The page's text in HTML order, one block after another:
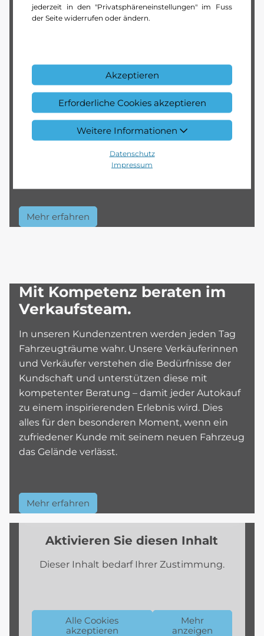
jederzeit in den "Privatsphäreneinstellungen" im Fuss
der Seite widerrufen oder ändern.
Akzeptieren
Erforderliche Cookies akzeptieren
Weitere Informationen
Datenschutz
Impressum
Mit Service überzeugen im
Hier arbeiten Sie unter Profis, für die Service
mehr ist als nur ein Wort. Mit Fachwissen und
Begeisterung steht das Team gemeinsam
hinter jedem Kunden und sorgt für erstklassige
Betreuung und reibungslose Abläufe. Bei
täglich neuen Herausforderungen setzen wir
auf Effizienz, Qualität und gegenseitiges
Mehr erfahren
Mit Kompetenz beraten im
Verkaufsteam.
In unseren Kundenzentren werden jeden Tag
Fahrzeugträume wahr. Unsere Verkäuferinnen
und Verkäufer verstehen die Bedürfnisse der
Kundschaft und unterstützen diese mit
kompetenter Beratung – damit jeder Autokauf
zu einem inspirierenden Erlebnis wird. Dies
alles für den besonderen Moment, wenn ein
zufriedener Kunde mit seinem neuen Fahrzeug
das Gelände verlässt.
Mehr erfahren
Aktivieren Sie diesen Inhalt
Dieser Inhalt bedarf Ihrer Zustimmung.
Alle Cookies
akzeptieren
Mehr
anzeigen